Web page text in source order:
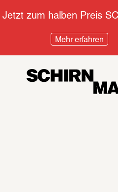
zum halben Preis
Mehr erfahren